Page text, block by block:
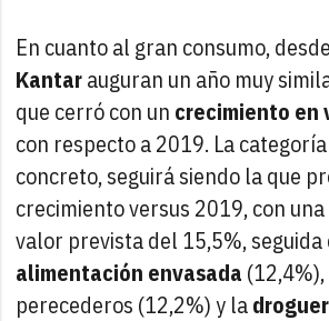
En cuanto al gran consumo,
Kantarauguran un año muy
que cerró con un crecimiento en
con respecto a 2019. La
concreto, seguirá siendo la que
crecimiento versus 2019, con
valor prevista del 15,5%, seguida
alimentación envasada
perecederos (12,2%) y la